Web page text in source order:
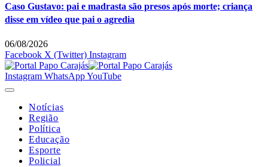
Caso Gustavo: pai e madrasta são presos após morte; criança
disse em vídeo que pai o agredia
06/08/2026
Facebook X (Twitter) Instagram
Instagram WhatsAppYouTube
Notícias
Região
Política
Educação
Esporte
Policial